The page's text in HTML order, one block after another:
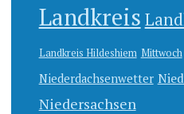
Landkreis
Landkreis Hildeshiem Mittwoch
Niederdachsenwetter
Niedersachsen